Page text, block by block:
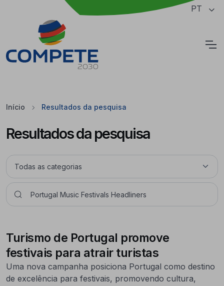
Saltar para o conteúdo principal da página PT
Início Resultados da pesquisa
Resultados da pesquisa
Turismo de Portugal promove
festivais para atrair turistas
Uma nova campanha posiciona Portugal como destino
de excelência para festivais, promovendo cultura,